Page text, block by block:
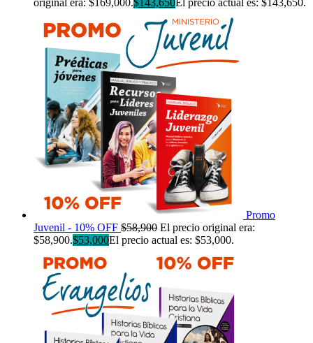
Promo
Juvenil - 10% OFF $58,900 El precio original era:
$58,900.$53,000El precio actual es: $53,000.